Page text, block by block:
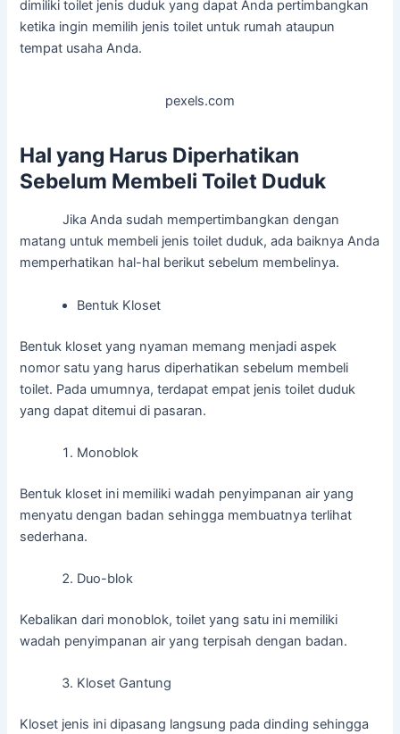
dimiliki toilet jenis duduk yang dapat Anda pertimbangkan
ketika ingin memilih jenis toilet untuk rumah ataupun
tempat usaha Anda.
pexels.com
Hal yang Harus Diperhatikan
Sebelum Membeli Toilet Duduk
Jika Anda sudah mempertimbangkan dengan
matang untuk membeli jenis toilet duduk, ada baiknya Anda
memperhatikan hal-hal berikut sebelum membelinya.
Bentuk Kloset
Bentuk kloset yang nyaman memang menjadi aspek
nomor satu yang harus diperhatikan sebelum membeli
toilet. Pada umumnya, terdapat empat jenis toilet duduk
yang dapat ditemui di pasaran.
Monoblok
Bentuk kloset ini memiliki wadah penyimpanan air yang
menyatu dengan badan sehingga membuatnya terlihat
sederhana.
Duo-blok
Kebalikan dari monoblok, toilet yang satu ini memiliki
wadah penyimpanan air yang terpisah dengan badan.
Kloset Gantung
Kloset jenis ini dipasang langsung pada dinding sehingga